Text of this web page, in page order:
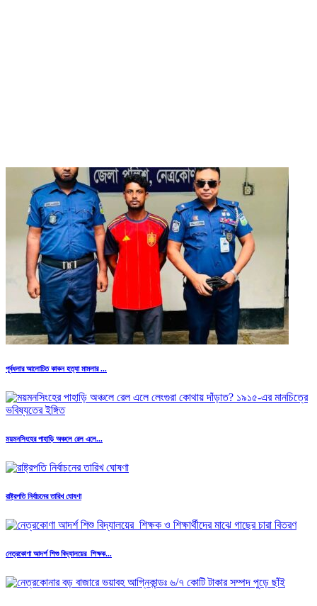
পূর্বধলার আলোচিত কাকন হত্যা মামলার ...
ময়মনসিংহের পাহাড়ি অঞ্চলে রেল এলে...
রাষ্ট্রপতি নির্বাচনের তারিখ ঘোষণা
নেত্রকোণা আদর্শ শিশু বিদ্যালয়ের শিক্ষক...